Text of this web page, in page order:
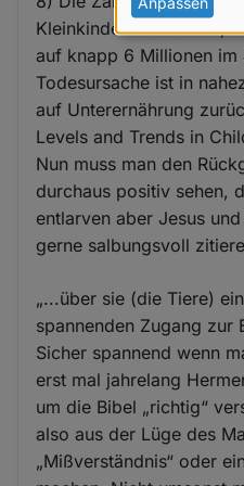
Kleinkindern ist von
auf knapp 6 Millionen im
Todesursache ist in
auf Unterernährung
Levels and Trends in
Nun muss man den
durchaus positiv sehen,
entlarven aber Jesus
gerne salbungsvoll
„...über sie (die Tiere)
spannenden Zugang zur
Sicher spannend wenn
erst mal jahrelang
um die Bibel „richtig“
also aus der Lüge des
„Mißverständnis“ oder
Daten
und
Cookies